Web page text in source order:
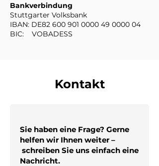
Bankverbindung
Stuttgarter Volksbank
IBAN: DE82 600 901 0000 49 0000 04
BIC: VOBADESS
Kontakt
Sie haben eine Frage? Gerne
helfen wir Ihnen weiter –
schreiben Sie uns einfach eine
Nachricht.